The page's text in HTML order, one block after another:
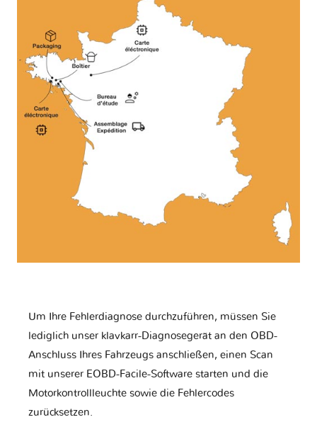
Um Ihre Fehlerdiagnose durchzuführen, müssen Sie
lediglich unser klavkarr-Diagnosegerät an den OBD-
Anschluss Ihres Fahrzeugs anschließen, einen Scan
mit unserer EOBD-Facile-Software starten und die
Motorkontrollleuchte sowie die Fehlercodes
zurücksetzen.